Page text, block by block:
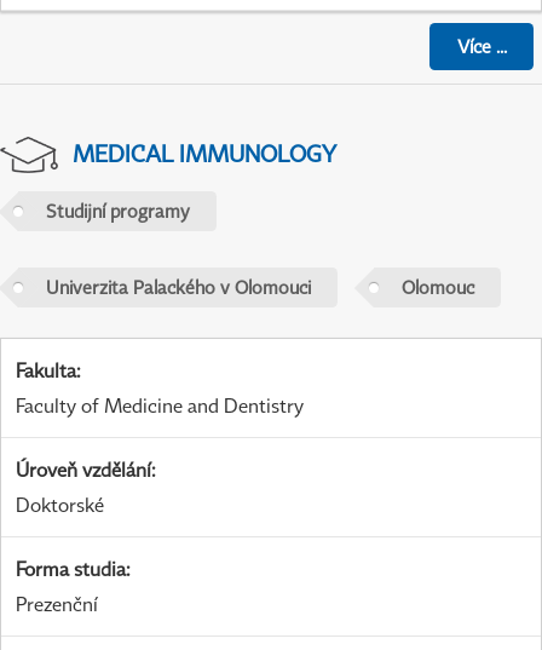
Více...
MEDICAL IMMUNOLOGY
Studijní programy
Univerzita Palackého v Olomouci Olomouc
Fakulta:
Faculty of Medicine and Dentistry
Úroveň vzdělání:
Doktorské
Forma studia:
Prezenční